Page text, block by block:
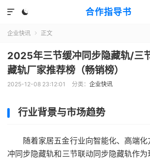
合作指导书


企业快讯  正文
2025年三节缓冲同步隐藏轨/三
藏轨厂家推荐榜（畅销榜）
2025-12-08 23:12:01 分类： 企业快讯
行业背景与市场趋势
随着家居五金行业向智能化、高端
冲同步隐藏轨和三节联动同步隐藏轨作